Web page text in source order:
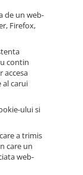
de un web-
Firefox,
contin
accesa
carui
ului si
a trimis
care un
web-